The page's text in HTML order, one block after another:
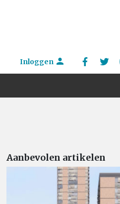
Inloggen
Aanbevolen artikelen